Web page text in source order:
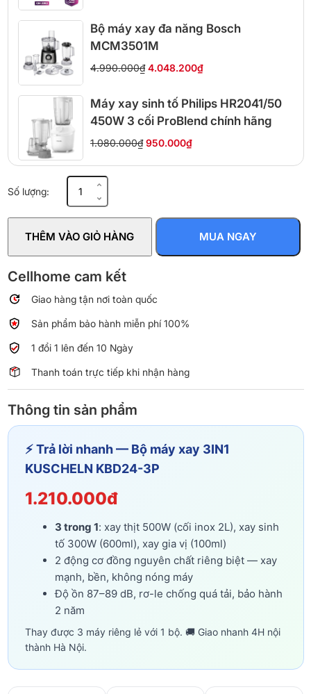
Bộ máy xay đa năng Bosch
MCM3501M
4.990.000₫ 4.048.200₫
Máy xay sinh tố Philips HR2041/50
450W 3 cối ProBlend chính hãng
1.080.000₫ 950.000₫
Số lượng:máy
KUSCHELN
KBD24-
số
lượng
THÊM VÀO GIỎ HÀNG MUA NGAY
Cellhome cam kết
Giao hàng tận nơi toàn quốc
Sản phẩm bảo hành miễn phí 100%
1 đổi 1 lên đến 10 Ngày
Thanh toán trực tiếp khi nhận hàng
Thông tin sản phẩm
⚡ Trả lời nhanh — Bộ máy xay 3IN1
KUSCHELN KBD24-3P
1.210.000đ
3 trong 1: xay thịt 500W (cối inox 2L), xay sinh
tố 300W (600ml), xay gia vị (100ml)
2 động cơ đồng nguyên chất riêng biệt — xay
mạnh, bền, không nóng máy
Độ ồn 87–89 dB, rơ-le chống quá tải, bảo hành
2 năm
Thay được 3 máy riêng lẻ với 1 bộ. 🚚 Giao nhanh 4H nội
thành Hà Nội.